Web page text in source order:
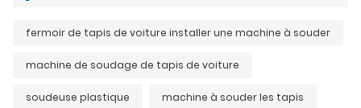
fermoir de tapis de voiture installer une machine à souder
machine de soudage de tapis de voiture
soudeuse plastique machine à souder les tapis